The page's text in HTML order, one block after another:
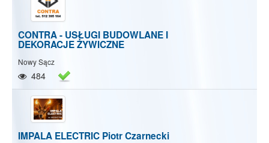
CONTRA - USŁUGI BUDOWLANE I
DEKORACJE ŻYWICZNE
Nowy Sącz
484
IMPALA ELECTRIC Piotr Czarnecki